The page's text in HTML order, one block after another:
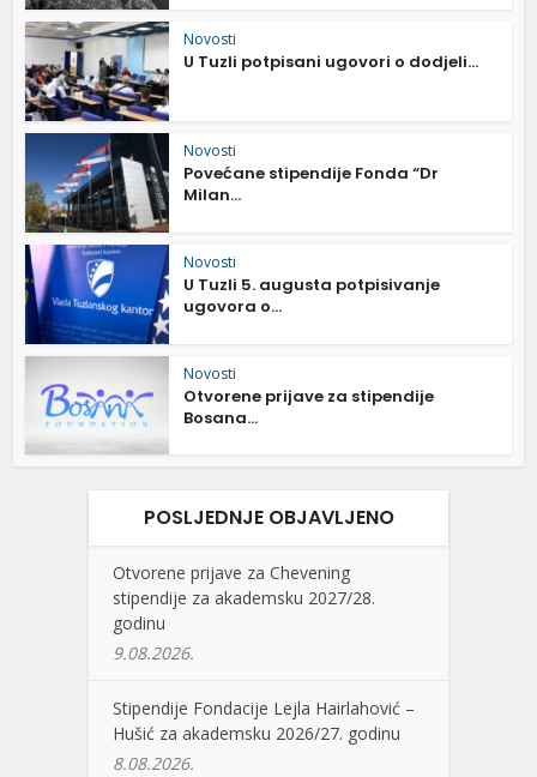
Novosti
U Tuzli potpisani ugovori o dodjeli...
Novosti
Povećane stipendije Fonda “Dr
Milan...
Novosti
U Tuzli 5. augusta potpisivanje
ugovora o...
Novosti
Otvorene prijave za stipendije
Bosana...
POSLJEDNJE OBJAVLJENO
Otvorene prijave za Chevening
stipendije za akademsku 2027/28.
godinu
9.08.2026.
Stipendije Fondacije Lejla Hairlahović –
Hušić za akademsku 2026/27. godinu
8.08.2026.